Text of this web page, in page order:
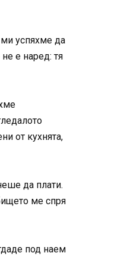
успяхме да
е наред: тя
от кухнята,
да плати.
ме спря
под наем